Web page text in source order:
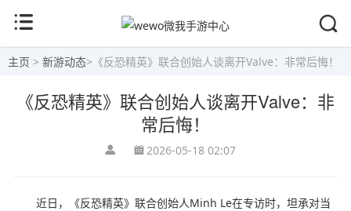
主页 > 新游动态> 《反恐精英》联合创始人谈离开Valve：非常后悔！
《反恐精英》联合创始人谈离开Valve：非
常后悔！
2026-05-18 02:07
近日，《反恐精英》联合创始人Minh Le在专访时，坦承对当